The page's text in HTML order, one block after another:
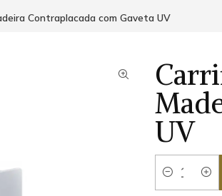
Contraplacada com Gaveta UV
UV
Quantidade